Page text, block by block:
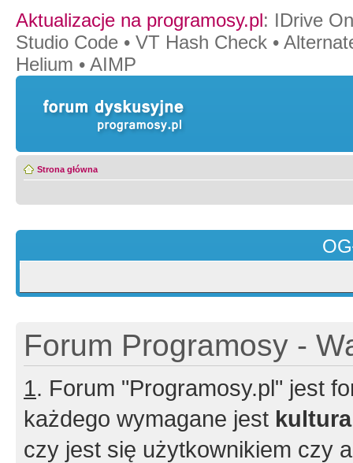
Aktualizacje na programosy.pl: IDrive
Studio Code • VT Hash Check •
Helium • AIMP
Strona główna
Forum Programosy -
1. Forum "Programosy.pl" jest
każdego wymagane jest
czy jest się użytkownikiem czy